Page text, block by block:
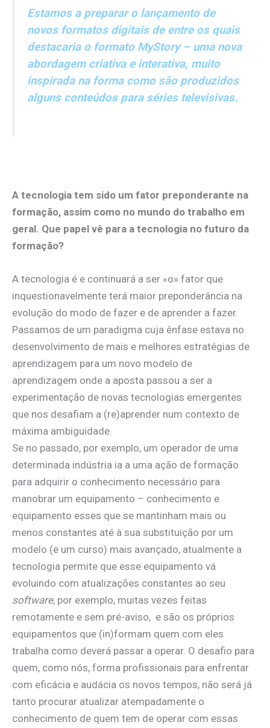
Estamos a preparar o lançamento de
novos formatos digitais de entre os quais
destacaria o formato MyStory – uma nova
abordagem criativa e interativa, muito
inspirada na forma como são produzidos
alguns conteúdos para séries televisivas.
A tecnologia tem sido um fator preponderante na
formação, assim como no mundo do trabalho em
geral. Que papel vê para a tecnologia no futuro da
formação?
A tecnologia é e continuará a ser «o» fator que
inquestionavelmente terá maior preponderância na
evolução do modo de fazer e de aprender a fazer.
Passamos de um paradigma cuja ênfase estava no
desenvolvimento de mais e melhores estratégias de
aprendizagem para um novo modelo de
aprendizagem onde a aposta passou a ser a
experimentação de novas tecnologias emergentes
que nos desafiam a (re)aprender num contexto de
máxima ambiguidade.
Se no passado, por exemplo, um operador de uma
determinada indústria ia a uma ação de formação
para adquirir o conhecimento necessário para
manobrar um equipamento – conhecimento e
equipamento esses que se mantinham mais ou
menos constantes até à sua substituição por um
modelo (e um curso) mais avançado, atualmente a
tecnologia permite que esse equipamento vá
evoluindo com atualizações constantes ao seu
software, por exemplo, muitas vezes feitas
remotamente e sem pré-aviso, e são os próprios
equipamentos que (in)formam quem com eles
trabalha como deverá passar a operar. O desafio para
quem, como nós, forma profissionais para enfrentar
com eficácia e audácia os novos tempos, não será já
tanto procurar atualizar atempadamente o
conhecimento de quem tem de operar com essas